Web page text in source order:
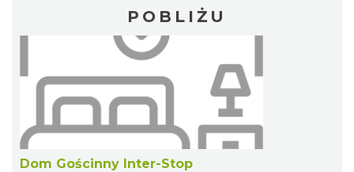
POBLIŻU
Dom Gościnny Inter-Stop